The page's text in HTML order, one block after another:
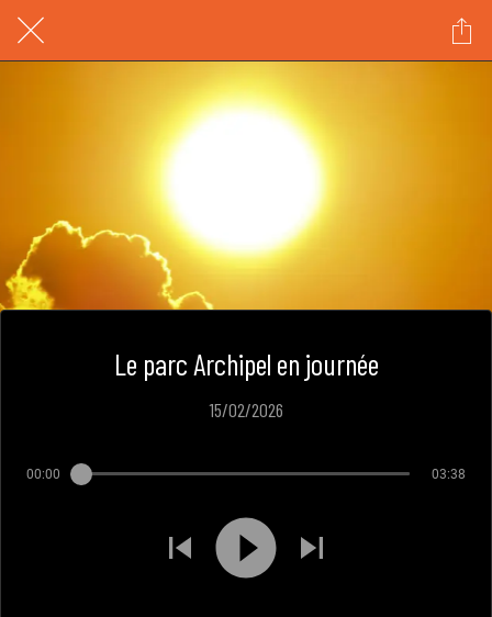
Le parc Archipel en journée
15/02/2026
00:00 03:38